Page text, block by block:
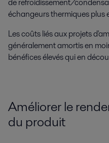
échangeurs thermiques plus
Les coûts liés aux projets
généralement amortis en
bénéfices élevés qui en
Améliorer le
du produit